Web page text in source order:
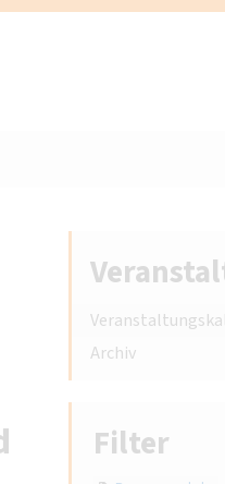
Archiv
Filter